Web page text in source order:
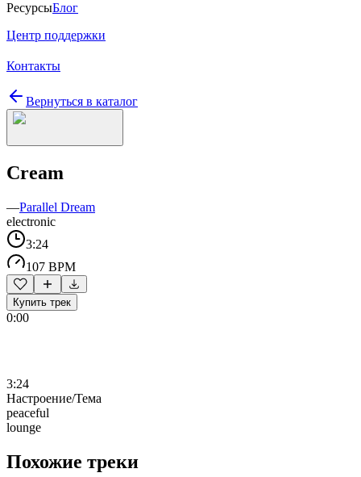
РесурсыБлог
Центр поддержки
Контакты
Вернуться в каталог
Cream
—Parallel Dream
electronic
3:24
107 BPM
Купить трек
0:00
3:24
Настроение/Тема
peaceful
lounge
Похожие треки